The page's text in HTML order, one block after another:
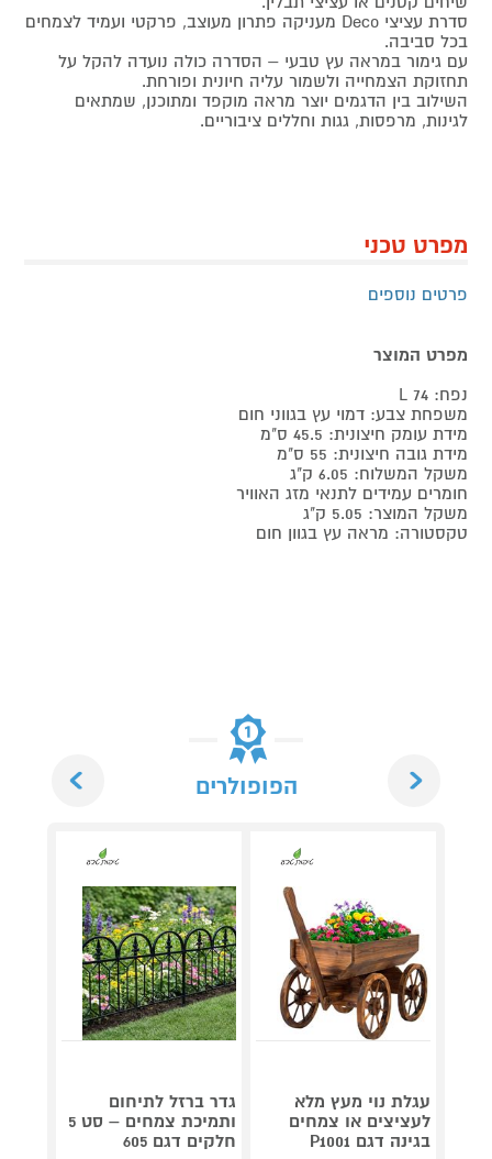
סדרת עציצי Deco מעניקה פתרון מעוצב, פרקטי ועמיד לצמחים
בכל סביבה.
עם גימור במראה עץ טבעי – הסדרה כולה נועדה להקל על
תחזוקת הצמחייה ולשמור עליה חיונית ופורחת.
השילוב בין הדגמים יוצר מראה מוקפד ומתוכנן, שמתאים
לגינות, מרפסות, גגות וחללים ציבוריים.
מפרט טכני
פרטים נוספים
מפרט המוצר
נפח: 74 L
משפחת צבע: דמוי עץ בגווני חום
מידת עומק חיצונית: 45.5 ס"מ
מידת גובה חיצונית: 55 ס"מ
משקל המשלוח: 6.05 ק"ג
חומרים עמידים לתנאי מזג האוויר
משקל המוצר: 5.05 ק"ג
טקסטורה: מראה עץ בגוון חום
הפופולרים
עגלת נוי מעץ מלא
לעציצים או צמחים
בגינה דגם P1001
גדר ברזל לתיחום
ותמיכת צמחים – סט 5
חלקים דגם 605